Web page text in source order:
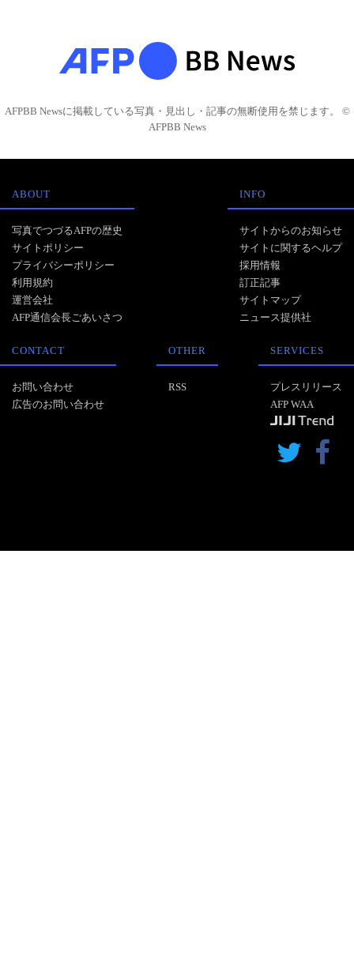
AFPBB Newsに掲載している写真・見出し・記事の無断使用を禁じます。 ©
AFPBB News
ABOUT
写真でつづるAFPの歴史
サイトポリシー
プライバシーポリシー
利用規約
運営会社
AFP通信会長ごあいさつ
INFO
サイトからのお知らせ
サイトに関するヘルプ
採用情報
訂正記事
サイトマップ
ニュース提供社
CONTACT
お問い合わせ
広告のお問い合わせ
OTHER
RSS
SERVICES
プレスリリース
AFP WAA